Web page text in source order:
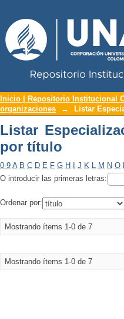
Listar
Inicio | Repositorio Institucional
organizaciones
→ Listar
Listar
por título
0-9 A B C D E F G H J K L M N O
O introducir las primeras letras:
Ordenar por:
Mostrando ítems 1-0 de 7
Mostrando ítems 1-0 de 7